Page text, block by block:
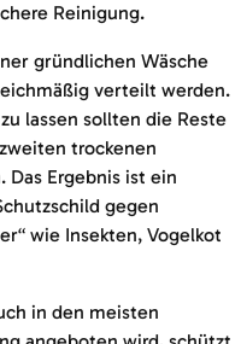
Reinigung.
gründlichen Wäsche
verteilt werden.
lassen sollten die Reste
trockenen
Ergebnis ist ein
gegen
wie Insekten, Vogelkot
in den meisten